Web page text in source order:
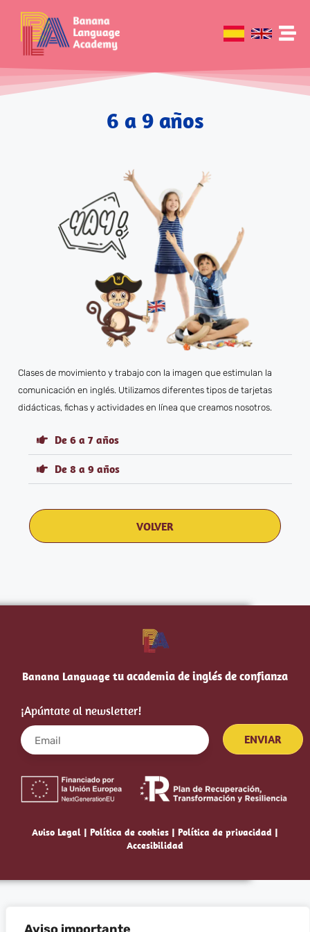
6 a 9 años
Clases de movimiento y trabajo con la imagen que estimulan la
comunicación en inglés. Utilizamos diferentes tipos de tarjetas
didácticas, fichas y actividades en línea que creamos nosotros.
De 6 a 7 años
De 8 a 9 años
VOLVER
Banana Language tu academia de inglés de confianza
¡Apúntate al newsletter!​
ENVIAR
Aviso Legal | Política de cookies | Política de privacidad |
Accesibilidad